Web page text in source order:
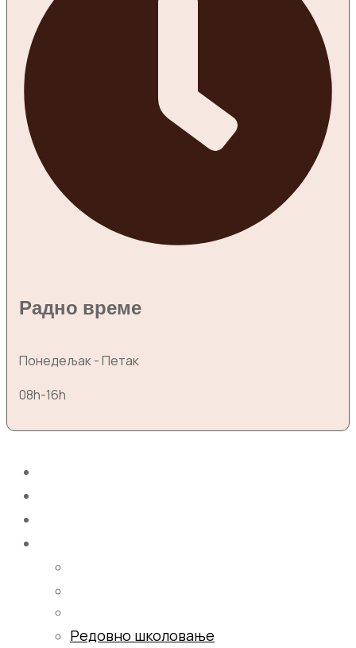
Радно време
Понедељак - Петак
08h-16h
Редовно школовање